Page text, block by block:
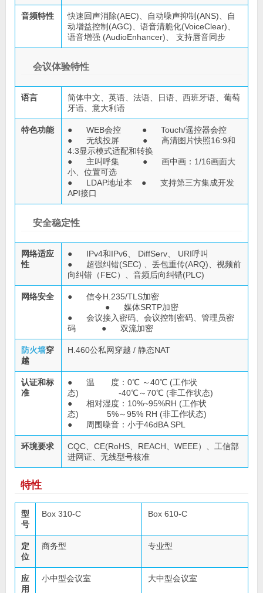
音频特性
快速回声消除(AEC)、自动噪声抑制(ANS)、自
动增益控制(AGC)、语音清脆化(VoiceClear)、
语音增强 (AudioEnhancer)、 支持唇音同步
会议体验特性
语言
简体中文、英语、法语、日语、西班牙语、葡萄
牙语、意大利语
特色功能
● WEB会控 ● Touch/遥控器会控
● 无线投屏 ● 高清图片快照16:9和
4:3显示模式适配和转换
● 主叫呼集 ● 画中画：1/16画面大
小、位置可选
● LDAP地址本 ● 支持第三方集成开发
API接口
安全稳定性
网络适应
性
● IPv4和IPv6、 DiffServ、 URI呼叫
● 超强纠错(SEC) 、丢包重传(ARQ)、视频前
向纠错（FEC）、音频后向纠错(PLC)
网络安全
● 信令H.235/TLS加密
● 媒体SRTP加密
● 会议接入密码、会议控制密码、管理员密
码 ● 双流加密
防火墙穿
越
H.460公私网穿越 / 静态NAT
认证和标
准
● 温 度：0℃ ～40℃ (工作状
态) -40℃～70℃ (非工作状态)
● 相对湿度：10%~95%RH (工作状
态) 5%～95% RH (非工作状态)
● 周围噪音：小于46dBA SPL
环境要求
CQC、CE(RoHS、REACH、WEEE）、工信部
进网证、无线型号核准
特性
型
号
Box 310-C Box 610-C
定
位
商务型 专业型
应
用
小中型会议室 大中型会议室